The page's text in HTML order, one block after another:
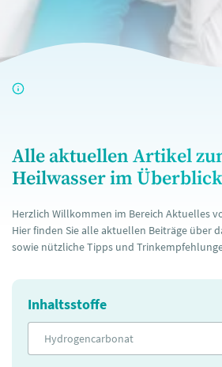
Alle aktuellen Artikel
Heilwasser im Überblick
Herzlich Willkommen im Bereich Aktuelles
Hier finden Sie alle aktuellen Beiträge über
sowie nützliche Tipps und
Inhaltsstoffe
Hydrogencarbonat